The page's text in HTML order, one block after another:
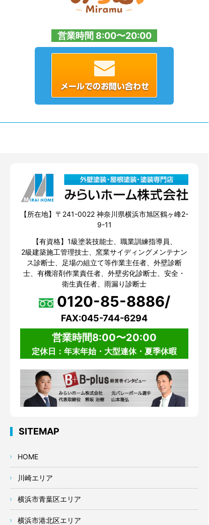
営業時間 8:00〜20:00
【所在地】〒241-0022 神奈川県横浜市旭区鶴ヶ峰2-
9-11
【有資格】1級塗装技能士、職業訓練指導員、
2級建築施工管理技士、窯業サイディングメンテナン
ス診断士、足場の組立て等作業主任者、外壁診断
士、有機溶剤作業責任者、外壁劣化診断士、安全・
衛生責任者、雨漏り診断士
0120-85-8886/
FAX:045-744-6294
営業時間8:00〜20:00
定休日：年末年始・大型連休・夏季休暇
SITEMAP
HOME
川崎エリア
横浜市青葉区エリア
横浜市港北区エリア